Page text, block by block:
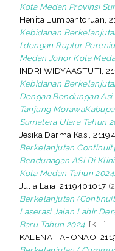
Kota Medan Provinsi
Henita Lumbantoruan,
Kebidanan
I dengan Ruptur
Medan Johor Kota
INDRI WIDYAASTUTI,
Kebidanan
Dengan Bendungan
Tanjung
Sumatera Utara Tahun
Jesika Darma Kasi,
Berkelanjutan
Bendunagan ASI Di
Kota Medan Tahun 2024.
Julia Laia, 2119401017
Berkelanjutan
Laserasi Jalan Lahir
Baru Tahun 2024. [KTI]
KALENA TAFONAO,